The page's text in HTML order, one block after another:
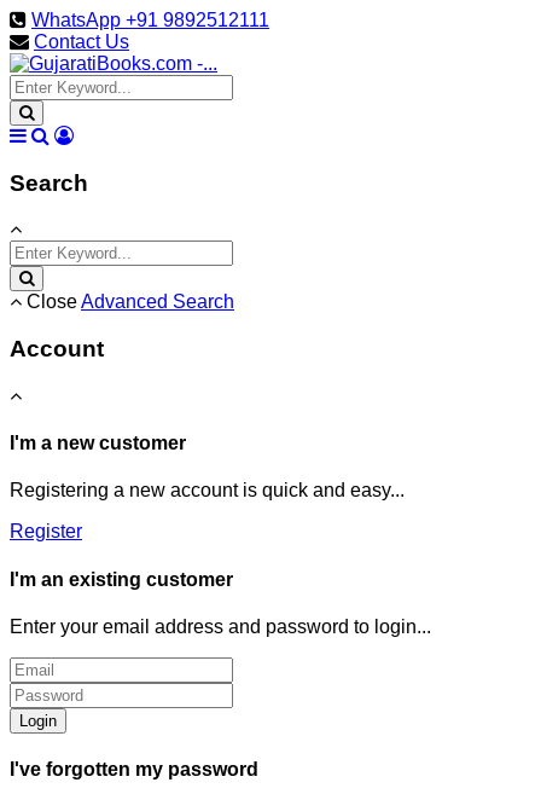
WhatsApp +91 9892512111
Contact Us
Search
CloseAdvanced Search
Account
I'm a new customer
Registering a new account is quick and easy...
Register
I'm an existing customer
Enter your email address and password to login...
Login
I've forgotten my password